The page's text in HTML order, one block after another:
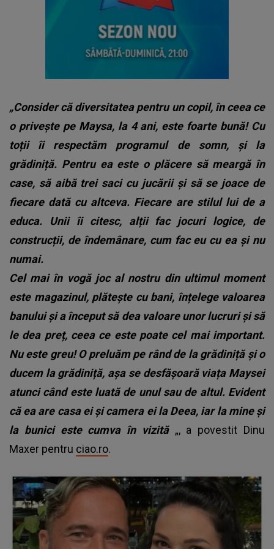
„Consider că diversitatea pentru un copil, în ceea ce
o privește pe Maysa, la 4 ani, este foarte bună! Cu
toții îi respectăm programul de somn, și la
grădiniță. Pentru ea este o plăcere să meargă în
case, să aibă trei saci cu jucării și să se joace de
fiecare dată cu altceva. Fiecare are stilul lui de a
educa. Unii îi citesc, alții fac jocuri logice, de
construcții, de îndemânare, cum fac eu cu ea și nu
numai.
Cel mai în vogă joc al nostru din ultimul moment
este magazinul, plătește cu bani, înțelege valoarea
banului și a început să dea valoare unor lucruri și să
le dea preț, ceea ce este poate cel mai important.
Nu este greu! O preluăm pe rând de la grădiniță și o
ducem la grădiniță, așa se desfășoară viața Maysei
atunci când este luată de unul sau de altul. Evident
că ea are casa ei și camera ei la Deea, iar la mine și
la bunici este cumva în vizită „, a povestit Dinu
Maxer pentru ciao.ro.